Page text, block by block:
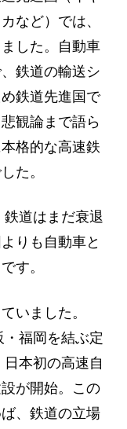
など）では、
した。自動車
鉄道の輸送シ
鉄道先進国で
観論まで語ら
格的な高速鉄
た。
道はまだ衰退
りも自動車と
す。
いました。
福岡を結ぶ定
本初の高速自
が開始。この
、鉄道の立場